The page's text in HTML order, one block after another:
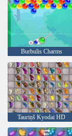
Burbulis Charms
Tauriņš Kyodai HD